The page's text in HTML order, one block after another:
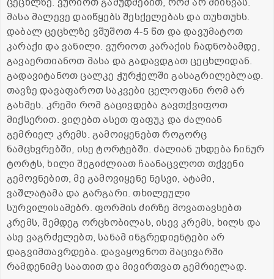
მასა მალევე დაიწყებს შესქელებას და თუხთუხს.
დაბალ ცეცხლზე ვშუშოთ 4-5 წთ და დავუმატოთ
კარაქი და ვანილი. ვურიოთ კარაქის ჩადნობამდე,
გავაერთიანოთ მასა და გადავდგათ ცეცხლიდან.
გადავიტანოთ ცალკე ჭურჭელში გასაგრილებლად.
თავზე დავაფაროთ საკვები ცელოფანი რომ არ
გახმეს. კრემი რომ გაცივდება გავთქვიფოთ
მიქსერით. ვიღებთ ასეთ ფაფუკ და ძალიან
გემრიელ კრემს. გამოიყენებთ როგორც
ნამცხვრებში, ისე ტორტებში. ძალიან უხდება ჩინურ
ტორტს, ხილი შეგიძლიათ ჩაანაცვლოთ თქვენი
გემოვნებით, მე გამოვიყენე ნესვი, ატამი,
ვაშლატამა და გარგარი. თხილეული
სურვილისამებრ. ფორმის ძირზე მოვათავსებთ
კრემს, შემდეგ ორცხობილას, ისევ კრემს, ხილს და
ასე ვაგრძელებთ, სანამ ინგრედიენტები არ
დაგვიმთავრდება. დავაყოვნოთ მაცივარში
რამდენიმე საათით და მივირთვათ გემრიელად.